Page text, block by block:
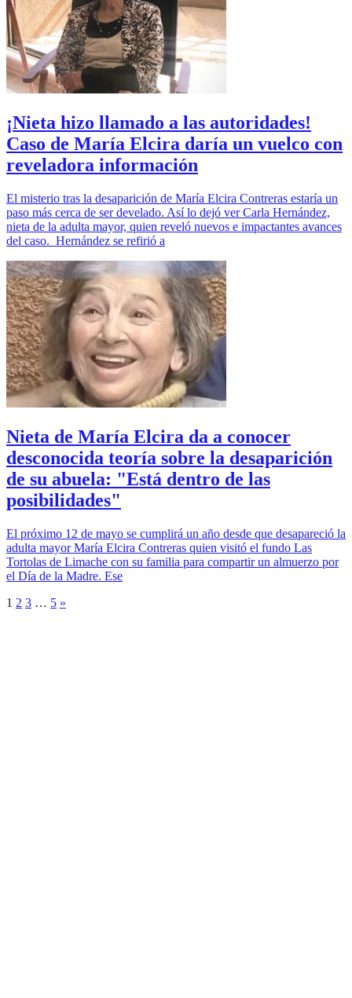
¡Nieta hizo llamado a las autoridades!
Caso de María Elcira daría un vuelco con
reveladora información
El misterio tras la desaparición de María Elcira Contreras estaría un
paso más cerca de ser develado. Así lo dejó ver Carla Hernández,
nieta de la adulta mayor, quien reveló nuevos e impactantes avances
del caso. Hernández se refirió a
Nieta de María Elcira da a conocer
desconocida teoría sobre la desaparición
de su abuela: "Está dentro de las
posibilidades"
El próximo 12 de mayo se cumplirá un año desde que desapareció la
adulta mayor María Elcira Contreras quien visitó el fundo Las
Tortolas de Limache con su familia para compartir un almuerzo por
el Día de la Madre. Ese
1 2 3 … 5 »